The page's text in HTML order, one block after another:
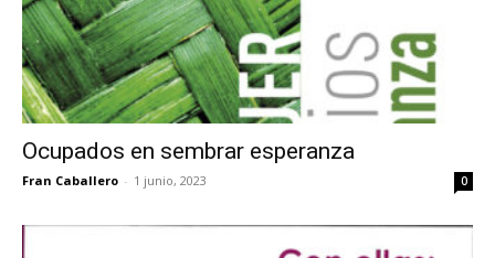
Ocupados en sembrar esperanza
Fran Caballero - 1 junio, 2023 0